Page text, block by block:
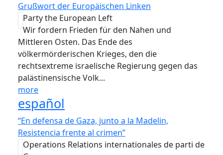
Grußwort der Europäischen Linken
Party the European Left
Wir fordern Frieden für den Nahen und
Mittleren Osten. Das Ende des
völkermörderischen Krieges, den die
rechtsextreme israelische Regierung gegen das
palästinensische Volk...
more
español
“En defensa de Gaza, junto a la Madelin,
Resistencia frente al crimen”
Operations Relations internationales de parti de